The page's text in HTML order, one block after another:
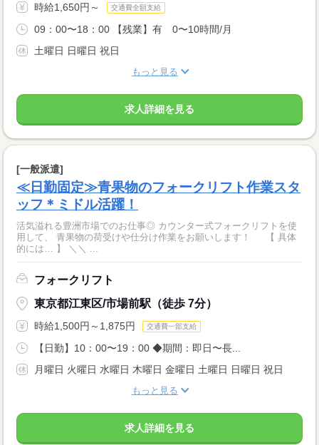
時給1,650円～ 交通費全額支給
09：00〜18：00 【残業】有 0〜10時間/月
土曜日 日曜日 祝日
もっと見る
求人詳細を見る
[一般派遣]
≪日勤固定≫青果物のフォークリフト作業スタ
ッフ＊ミドル活躍！
活気溢れる豊洲市場でのお仕事◎ カウンター式フォークリフトを使
用して、 青果物の荷受けや仕分け作業をお願いします！ 【 具体
的には… 】 ＼＼ ...
フォークリフト
東京都江東区/市場前駅（徒歩 7分）
時給1,500円～1,875円 交通費一部支給
【日勤】10：00〜19：00 ◆期間：即日〜長...
月曜日 火曜日 水曜日 木曜日 金曜日 土曜日 日曜日 祝日
もっと見る
求人詳細を見る